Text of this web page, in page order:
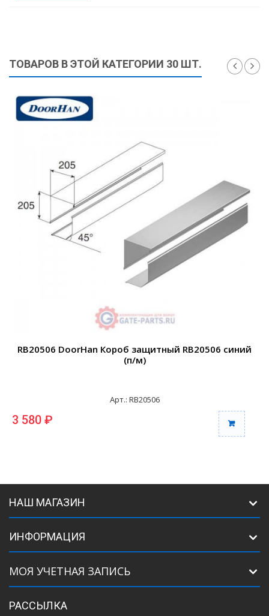
ТОВАРОВ В ЭТОЙ КАТЕГОРИИ 30 ШТ.
RB20506 DoorHan Короб защитный RB20506 синий
(п/м)
Арт.: RB20506
3 580 ₽
НАШ МАГАЗИН
ИНФОРМАЦИЯ
МОЯ УЧЕТНАЯ ЗАПИСЬ
РАССЫЛКА